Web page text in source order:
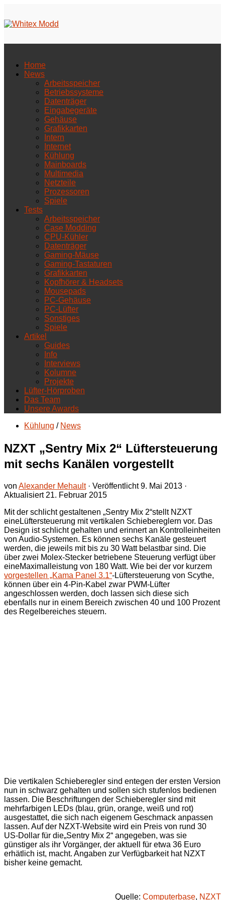
Home
News
Arbeitsspeicher
Betriebssysteme
Datenträger
Eingabegeräte
Gehäuse
Grafikkarten
Intern
Internet
Kühlung
Mainboards
Multimedia
Netzteile
Prozessoren
Spiele
Tests
Arbeitsspeicher
Case Modding
CPU-Kühler
Datenträger
Gaming-Mäuse
Gaming-Tastaturen
Grafikkarten
Kopfhörer & Headsets
Mousepads
PC-Gehäuse
PC-Lüfter
Sonstiges
Spiele
Artikel
Guides
Info
Interviews
Kolumne
Projekte
Lüfter-Hörproben
Das Team
Unsere Awards
Kühlung / News
NZXT „Sentry Mix 2“ Lüftersteuerung
mit sechs Kanälen vorgestellt
von Alexander Mehault · Veröffentlicht9. Mai 2013 ·
Aktualisiert 21. Februar 2015
Mit der schlicht gestaltenen „Sentry Mix 2“stellt NZXT
eineLüftersteuerung mit vertikalen Schiebereglern vor. Das
Design ist schlicht gehalten und erinnert an Kontrolleinheiten
von Audio-Systemen. Es können sechs Kanäle gesteuert
werden, die jeweils mit bis zu 30 Watt belastbar sind. Die
über zwei Molex-Stecker betriebene Steuerung verfügt über
eineMaximalleistung von 180 Watt. Wie bei der vor kurzem
vorgestellen „Kama Panel 3.1“-Lüftersteuerung von Scythe,
können über ein 4-Pin-Kabel zwar PWM-Lüfter
angeschlossen werden, doch lassen sich diese sich
ebenfalls nur in einem Bereich zwischen 40 und 100 Prozent
des Regelbereiches steuern.
Die vertikalen Schieberegler sind entegen der ersten Version
nun in schwarz gehalten und sollen sich stufenlos bedienen
lassen. Die Beschriftungen der Schieberegler sind mit
mehrfarbigen LEDs (blau, grün, orange, weiß und rot)
ausgestattet, die sich nach eigenem Geschmack anpassen
lassen. Auf der NZXT-Website wird ein Preis von rund 30
US-Dollar für die„Sentry Mix 2“ angegeben, was sie
günstiger als ihr Vorgänger, der aktuell für etwa 36 Euro
erhätlich ist, macht. Angaben zur Verfügbarkeit hat NZXT
bisher keine gemacht.
Quelle: Computerbase, NZXT